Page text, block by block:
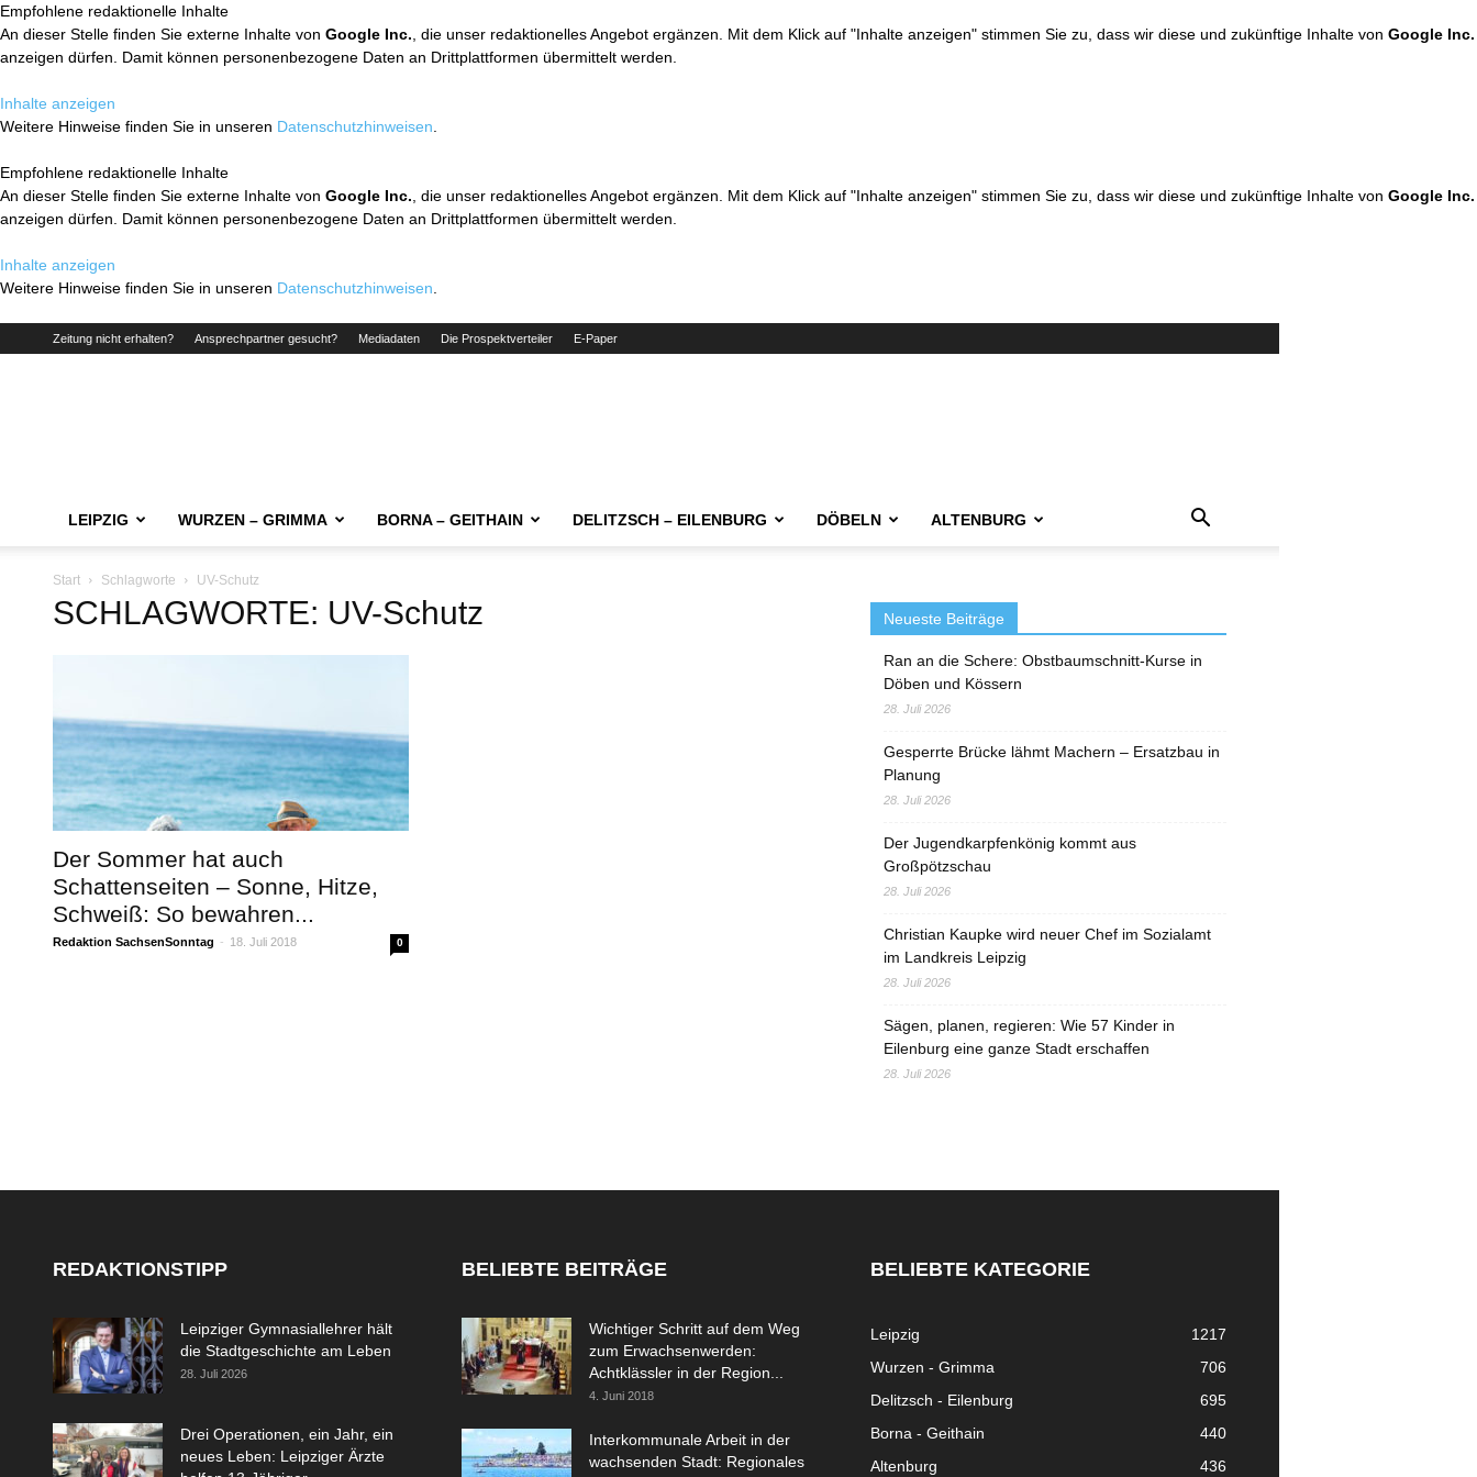
Empfohlene redaktionelle Inhalte
An dieser Stelle finden Sie externe Inhalte von Google Inc. , die unser redaktionelles Angebot ergänzen. Mit dem Klick auf "Inhalte anzeigen" stimmen Sie zu, dass wir diese und zukünftige Inhalte von Google Inc.
anzeigen dürfen. Damit können personenbezogene Daten an Drittplattformen übermittelt werden.
Inhalte anzeigen
Weitere Hinweise finden Sie in unseren Datenschutzhinweisen
Empfohlene redaktionelle Inhalte
An dieser Stelle finden Sie externe Inhalte von Google Inc. , die unser redaktionelles Angebot ergänzen. Mit dem Klick auf "Inhalte anzeigen" stimmen Sie zu, dass wir diese und zukünftige Inhalte von Google Inc.
anzeigen dürfen. Damit können personenbezogene Daten an Drittplattformen übermittelt werden.
Inhalte anzeigen
Weitere Hinweise finden Sie in unseren Datenschutzhinweisen
Zeitung nicht erhalten? Ansprechpartner gesucht? Mediadaten Die Prospektverteiler E-Paper
LEIPZIG WURZEN – GRIMMA BORNA – GEITHAIN DELITZSCH – EILENBURG DÖBELN ALTENBURG
Start Schlagworte UV-Schutz
SCHLAGWORTE: UV-Schutz
Der Sommer hat auch
Schattenseiten – Sonne, Hitze,
Schweiß: So bewahren...
Redaktion SachsenSonntag - 18. Juli 2018 0
Neueste Beiträge
Ran an die Schere: Obstbaumschnitt-Kurse in
Döben und Kössern
28. Juli 2026
Gesperrte Brücke lähmt Machern – Ersatzbau in
Planung
28. Juli 2026
Der Jugendkarpfenkönig kommt aus
Großpötzschau
28. Juli 2026
Christian Kaupke wird neuer Chef im Sozialamt
im Landkreis Leipzig
28. Juli 2026
Sägen, planen, regieren: Wie 57 Kinder in
Eilenburg eine ganze Stadt erschaffen
28. Juli 2026
REDAKTIONSTIPP
Leipziger Gymnasiallehrer hält
die Stadtgeschichte am Leben
28. Juli 2026
Drei Operationen, ein Jahr, ein
neues Leben: Leipziger Ärzte
BELIEBTE BEITRÄGE
Wichtiger Schritt auf dem Weg
zum Erwachsenwerden:
Achtklässler in der Region...
4. Juni 2018
Interkommunale Arbeit in der
wachsenden Stadt: Regionales
BELIEBTE KATEGORIE
Leipzig
1217
Wurzen - Grimma
706
Delitzsch - Eilenburg
695
Borna - Geithain
440
Altenburg
436